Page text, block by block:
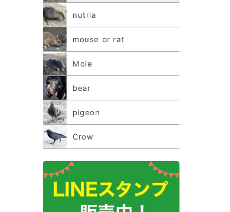
nutria
mouse or rat
Mole
bear
pigeon
Crow